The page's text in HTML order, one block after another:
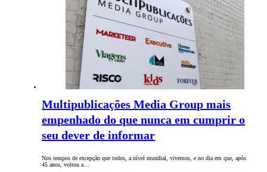
Multipublicações Media Group mais
empenhado do que nunca em cumprir o
seu dever de informar
Nos tempos de excepção que todos, a nível mundial, vivemos, e no dia em que, após
45 anos, voltou a…